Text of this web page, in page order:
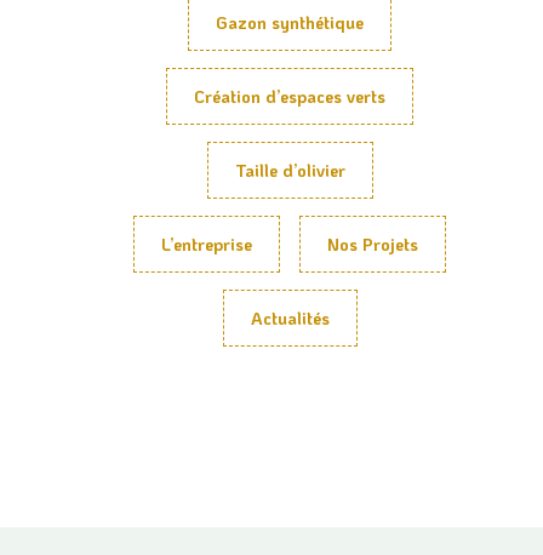
Gazon synthétique
Création d’espaces verts
Taille d’olivier
L’entreprise Nos Projets
Actualités